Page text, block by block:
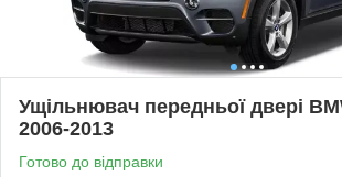
Ущільнювач передньої двері
2006-2013
Готово до відправки